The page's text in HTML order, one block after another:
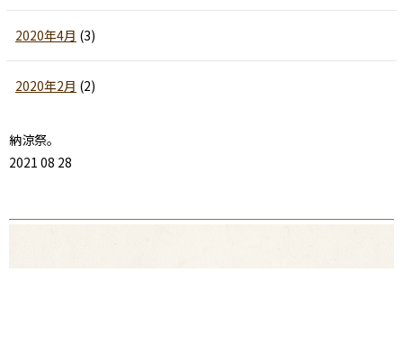
2020年4月 (3)
2020年2月 (2)
納涼祭。
2021 08 28